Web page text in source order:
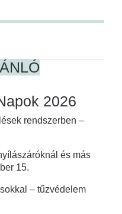
2026
rendszerben –
és más
15.
– tűzvédelem